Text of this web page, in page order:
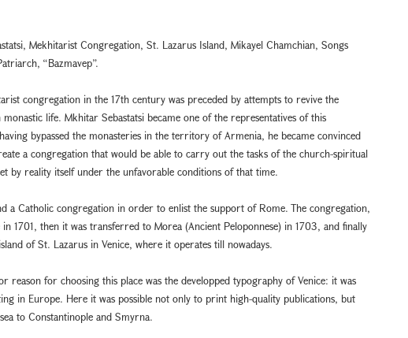
Mekhitarist Congregation, St. Lazarus Island, Mikayel Chamchian, Songs
“Bazmavep”.
congregation in the 17th century was preceded by attempts to revive the
life. Mkhitar Sebastatsi became one of the representatives of this
bypassed the monasteries in the territory of Armenia, he became convinced
a congregation that would be able to carry out the tasks of the church-spiritual
by reality itself under the unfavorable conditions of that time.
a Catholic congregation in order to enlist the support of Rome. The congregation,
1701, then it was transferred to Morea (Ancient Peloponnese) in 1703, and finally
of St. Lazarus in Venice, where it operates till nowadays.
reason for choosing this place was the developped typography of Venice: it was
in Europe. Here it was possible not only to print high-quality publications, but
to Constantinople and Smyrna.